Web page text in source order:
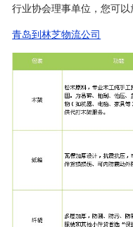
行业协会理事单位，您可
青岛到林芝物流公司